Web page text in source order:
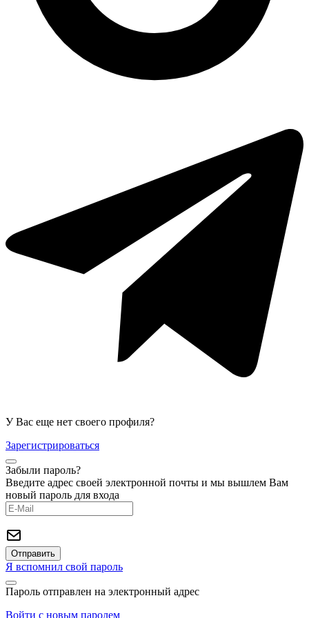
Бумажные пакеты оптом харьков
У Вас еще нет своего профиля?
Зарегистрироваться
Забыли пароль?
Введите адрес своей электронной почты и мы вышлем Вам
новый пароль для входа
Я вспомнил свой пароль
Пароль отправлен на электронный адрес
Войти с новым паролем